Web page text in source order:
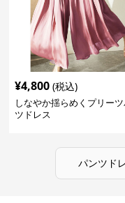
¥4,800 (税込)
しなやか揺らめくプリー
ツドレス
パンツド